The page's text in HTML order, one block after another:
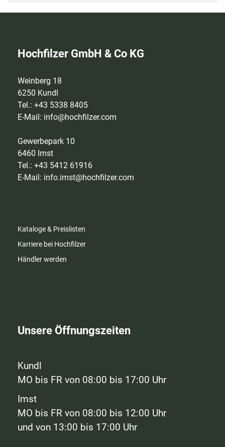
Hochfilzer GmbH & Co KG
Weinberg 18
6250 Kundl
Tel.: +43 5338 8405
E-Mail: info@hochfilzer.com
Gewerbepark 10
6460 Imst
Tel.: +43 5412 61916
E-Mail: info.imst@hochfilzer.com
Kataloge & Preislisten
Karriere bei Hochfilzer
Händler werden
Unsere Öffnungszeiten
Kundl
MO bis FR von 08:00 bis 17:00 Uhr
Imst
MO bis FR von 08:00 bis 12:00 Uhr
und von 13:00 bis 17:00 Uhr